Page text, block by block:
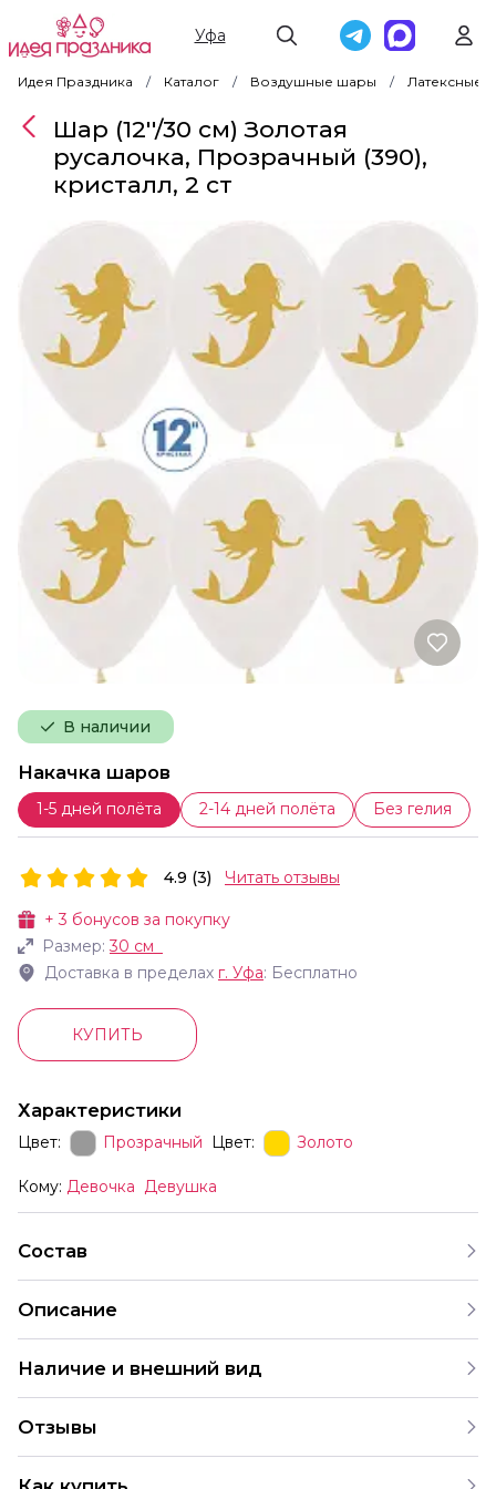
Уфа
Идея Праздника Каталог Воздушные шары Латексные
В наличии
Накачка шаров
1-5 дней полёта 2-14 дней полёта Без гелия
Шар (12''/30 см) Золотая
русалочка, Прозрачный (390),
кристалл, 2 ст
+3 бонусов за покупку
Размер:30 см
Доставка в пределах г. Уфа: Бесплатно
4.9 (3) Читать отзывы
КУПИТЬ
Характеристики
Цвет: Прозрачный Цвет: Золото
Кому: Девочка Девушка
Состав
Описание
Наличие и внешний вид
индивидуальных предпочтений и тематики праздника.
На нашем сайте представлены различные варианты
оформления и комбинаций. В случае отсутствия
Отзывы